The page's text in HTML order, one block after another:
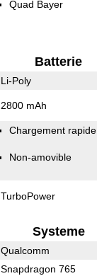
Quad Bayer
Batterie
Li-Poly
2800 mAh
Chargement rapide
Non-amovible
TurboPower
Systeme
Qualcomm
Snapdragon 765